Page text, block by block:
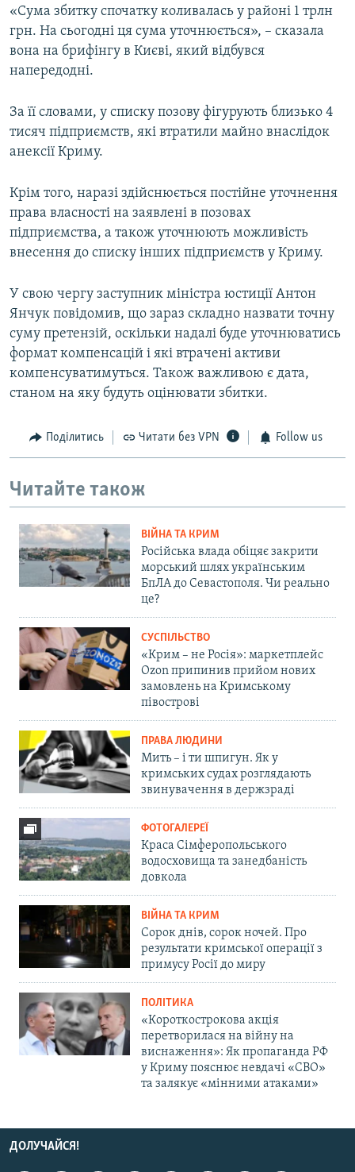
«Сума збитку спочатку коливалась у районі 1 трлн
грн. На сьогодні ця сума уточнюється», – сказала
вона на брифінгу в Києві, який відбувся
напередодні.
За її словами, у списку позову фігурують близько 4
тисяч підприємств, які втратили майно внаслідок
анексії Криму.
Крім того, наразі здійснюється постійне уточнення
права власності на заявлені в позовах
підприємства, а також уточнюють можливість
внесення до списку інших підприємств у Криму.
У свою чергу заступник міністра юстиції Антон
Янчук повідомив, що зараз складно назвати точну
суму претензій, оскільки надалі буде уточнюватись
формат компенсацій і які втрачені активи
компенсуватимуться. Також важливою є дата,
станом на яку будуть оцінювати збитки.
Поділитись Читати без VPN Follow us
Читайте також
ВІЙНА ТА КРИМ
Російська влада обіцяє закрити
морський шлях українським
БпЛА до Севастополя. Чи реально
це?
СУСПІЛЬСТВО
«Крим – не Росія»: маркетплейс
Ozon припинив прийом нових
замовлень на Кримському
півострові
ПРАВА ЛЮДИНИ
Мить – і ти шпигун. Як у
кримських судах розглядають
звинувачення в держзраді
ФОТОГАЛЕРЕЇ
Краса Сімферопольського
водосховища та занедбаність
довкола
ВІЙНА ТА КРИМ
Сорок днів, сорок ночей. Про
результати кримської операції з
примусу Росії до миру
ПОЛІТИКА
«Короткострокова акція
перетворилася на війну на
виснаження»: Як пропаганда РФ
у Криму пояснює невдачі «СВО»
та залякує «мінними атаками»
ДОЛУЧАЙСЯ!